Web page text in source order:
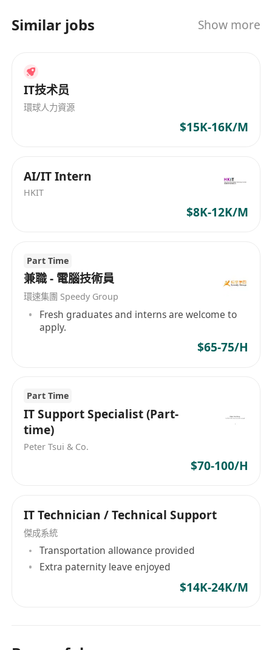
Similar jobs Show more
IT技术员
環球人力資源
$15K-16K/M
AI/IT Intern
HKIT
$8K-12K/M
Part Time
兼職 - 電腦技術員
環速集團 Speedy Group
Fresh graduates and interns are welcome to
apply.
$65-75/H
Part Time
IT Support Specialist (Part-
time)
Peter Tsui & Co.
$70-100/H
IT Technician / Technical Support
傑成系統
Transportation allowance provided
Extra paternity leave enjoyed
$14K-24K/M